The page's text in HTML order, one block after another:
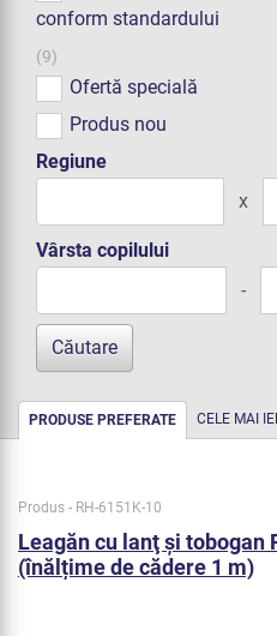
conform standardului
(9)
Ofertă specială
Produs nou
Regiune
x
Vârsta copilului
-
PRODUSE PREFERATE CELE MAI
Produs - RH-6151K-10
Leagăn cu lanţ şi tobogan
(înălțime de cădere 1 m)